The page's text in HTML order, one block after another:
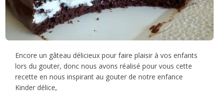
Encore un gâteau délicieux pour faire plaisir à vos enfants
lors du gouter, donc nous avons réalisé pour vous cette
recette en nous inspirant au gouter de notre enfance
Kinder délice,